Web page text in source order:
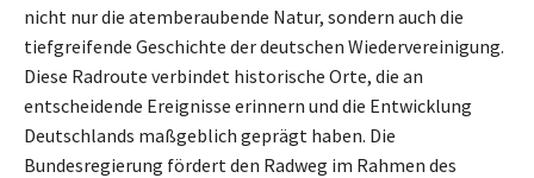
nicht nur die atemberaubende Natur, sondern auch die
tiefgreifende Geschichte der deutschen Wiedervereinigung.
Diese Radroute verbindet historische Orte, die an
entscheidende Ereignisse erinnern und die Entwicklung
Deutschlands maßgeblich geprägt haben. Die
Bundesregierung fördert den Radweg im Rahmen des